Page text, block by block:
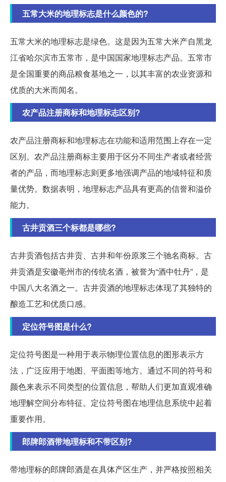
五常大米的地理标志是什么颜色的?
五常大米的地理标志是绿色。这是因为五常大米产自黑龙
江省哈尔滨市五常市，是中国国家地理标志产品。五常市
是全国重要的商品粮食基地之一，以其丰富的农业资源和
优质的大米而闻名。
农产品注册商标和地理标志区别?
农产品注册商标和地理标志在功能和适用范围上存在一定
区别。农产品注册商标主要用于区分不同生产者或者经营
者的产品，而地理标志则更多地强调产品的地域特征和质
量优势。数据表明，地理标志产品具有更高的信誉和溢价
能力。
古井贡酒三个标都是哪些?
古井贡酒包括古井贡、古井和年份原浆三个驰名商标。古
井贡酒是安徽亳州市的传统名酒，被誉为“酒中牡丹”，是
中国八大名酒之一。古井贡酒的地理标志体现了其独特的
酿造工艺和优质口感。
定位符号图是什么?
定位符号图是一种用于表示物理位置信息的图形表示方
法，广泛应用于地图、平面图等地方。通过不同的符号和
颜色来表示不同类型的位置信息，帮助人们更加直观准确
地理解空间分布特征。定位符号图在地理信息系统中起着
重要作用。
郎牌郎酒带地理标和不带区别?
带地理标的郎牌郎酒是在具体产区生产，并严格按照相关